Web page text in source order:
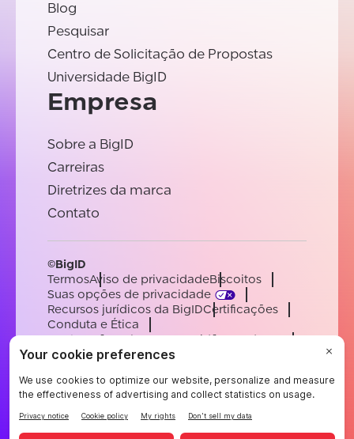
Blog
Pesquisar
Centro de Solicitação de Propostas
Universidade BigID
Empresa
Sobre a BigID
Carreiras
Diretrizes da marca
Contato
©BigID
TermosAviso de privacidadeBiscoitos
Suas opções de privacidade
Recursos jurídicos da BigIDCertificações
Conduta e Ética
Declaração sobre a escravidão moderna
SubprocessadoresApoiar
EnglishGermanFrenchSpanishPortuguese